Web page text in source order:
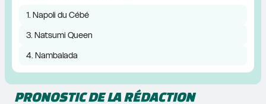
1. Napoli du Cébé
3. Natsumi Queen
4. Nambalada
PRONOSTIC DE LA RÉDACTION